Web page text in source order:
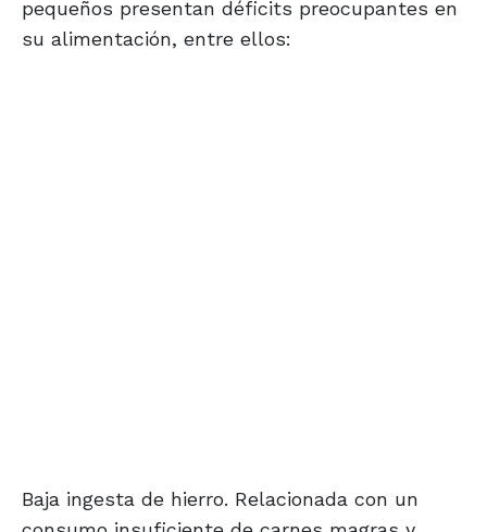
pequeños presentan déficits preocupantes en
su alimentación, entre ellos:
Baja ingesta de hierro. Relacionada con un